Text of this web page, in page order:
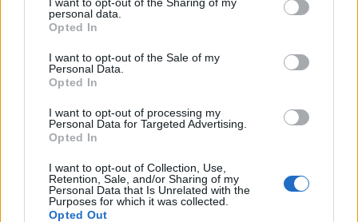
personal data.
Opted In
I want to opt-out of the Sale of my
Personal Data.
Opted In
I want to opt-out of processing my
Personal Data for Targeted Advertising.
Opted In
I want to opt-out of Collection, Use,
Retention, Sale, and/or Sharing of my
Personal Data that Is Unrelated with the
Purposes for which it was collected.
Opted Out
ARTIGOS RELACIONADOS MAIS DO AUTOR